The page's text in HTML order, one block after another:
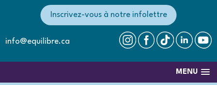
info@equilibre.ca
Inscrivez-vous à notre infolettre
MENU